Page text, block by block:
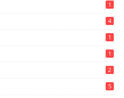
1
4
1
1
2
5